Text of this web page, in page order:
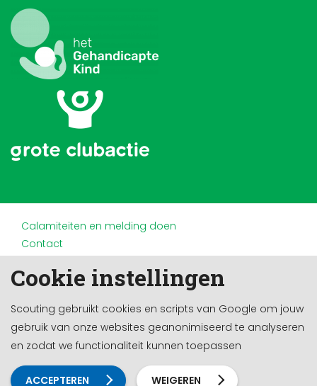
Cookie instellingen
Scouting gebruikt cookies en scripts van Google om jouw
gebruik van onze websites geanonimiseerd te analyseren
en zodat we functionaliteit kunnen toepassen
ACCEPTEREN WEIGEREN
Calamiteiten en melding doen
Contact
Doneren en nalaten
Privacy
Werken bij
Cookie-instellingen
Ontwikkeld door a&m impact